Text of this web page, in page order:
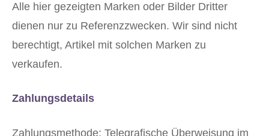
Alle hier gezeigten Marken oder Bilder Dritter
dienen nur zu Referenzzwecken. Wir sind nicht
berechtigt, Artikel mit solchen Marken zu
verkaufen.
Zahlungsdetails
Zahlungsmethode: Telegrafische Überweisung im